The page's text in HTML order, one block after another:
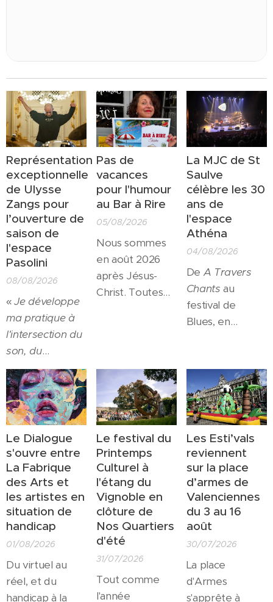
Représentation
exceptionnelle
de Ulysse
Zangs pour
l’ouverture de
saison de
l'espace
Pasolini
08/08/2026
«Je développe
ma pratique à
l'intersection du
son, du
mouvement et
de l'espace».
C'est ainsi que
Ulysse Zangsse
présente sur
son site officiel,
une description
qui colle aux
pratiques de
l'espace
Pasolini. C'est
donc un artiste
entièrement «
Paso » qui
ouvrira la saison
Pas de
vacances
pour l'humour
au Bar à Rire
05/08/2026
Nous sommes
en août 2026
après Jésus-
Christ. Toutes
Non! Un petit
théâtre
d'irréductibles
actrices et
acteurs
résistent encore
et toujours à
l'envahisseur
morose. Si vous
cherchez
encore la potion
magique qui
vos zigomatix ,
La MJC de St
Saulve
célèbre les 30
ans de
l'espace
Athéna
04/08/2026
De A Travers
Chantsau
festival de
Blues, en
d'artistes et le
soutien à la
création ou
l'accès au grand
public tout
comme aux
scolaires, cela
fait déjà 3
décennies que
l'espace Athéna
moteur de la vie
culturelle
valenciennoise.
Le Dialogue
s'ouvre entre
La Fabrique
des Arts et
les artistes en
situation de
handicap
01/08/2026
Du virtuel au
réel, et du
handicap à la
Le festival du
Printemps
Culturel à
l'étang du
Vignoble en
clôture de
Nos Quartiers
d'été
31/07/2026
Tout comme
l'année
Les Esti’vals
reviennent
sur la place
d’armes de
Valenciennes
du 3 au 16
août
30/07/2026
La place
d'Armes
s'apprête à